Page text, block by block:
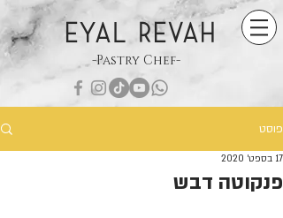
EYAL REVAH
-Pastry Chef-
פוסט
פנקוטה דבש
17 בספט׳ 2020